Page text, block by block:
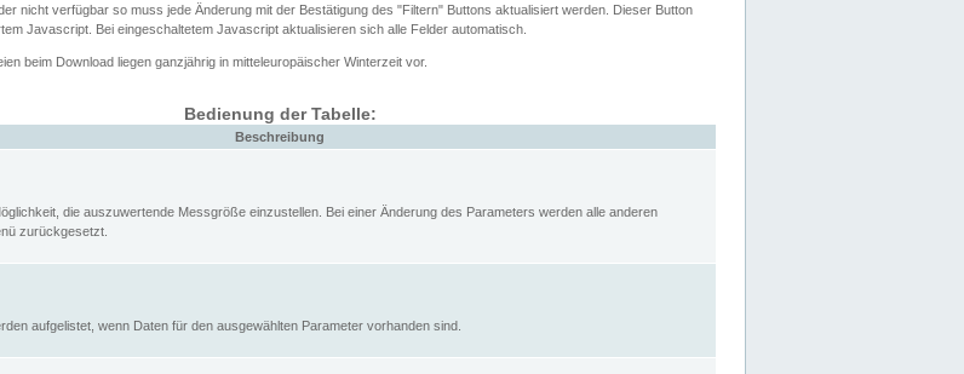
nicht verfügbar so muss jede Änderung mit der Bestätigung des "Filtern" Buttons aktualisiert werden. Dieser Button
Javascript. Bei eingeschaltetem Javascript aktualisieren sich alle Felder automatisch.
beim Download liegen ganzjährig in mitteleuropäischer Winterzeit vor.
Bedienung der Tabelle:
Beschreibung
die auszuwertende Messgröße einzustellen. Bei einer Änderung des Parameters werden alle anderen
zurückgesetzt.
aufgelistet, wenn Daten für den ausgewählten Parameter vorhanden sind.